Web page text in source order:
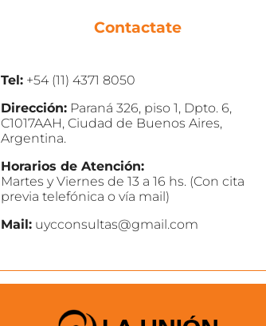
Contactate
Tel: +54 (11) 4371 8050
Dirección:Paraná 326, piso 1, Dpto. 6,
C1017AAH, Ciudad de Buenos Aires,
Argentina.
Horarios de Atención:
Martes y Viernes de 13 a 16 hs. (Con cita
previa telefónica o vía mail)
Mail: uycconsultas@gmail.com